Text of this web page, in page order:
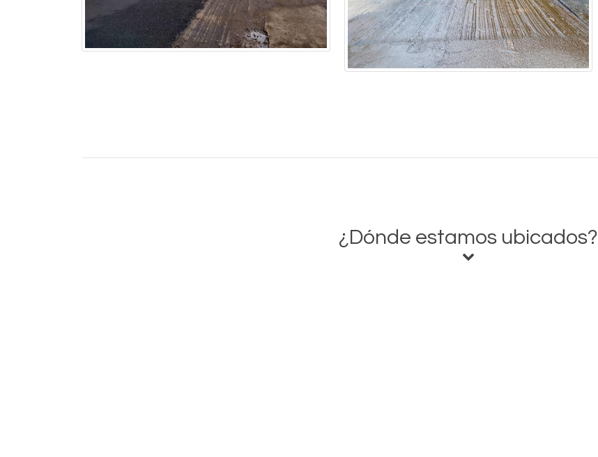
¿Dónde estamos ubicados?